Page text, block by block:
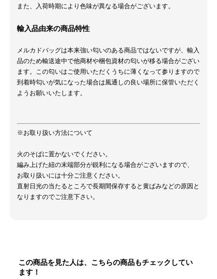
また、入荷時期により色味が異なる場合がございます。
輸入品由来の商品特性
メルカドバッグは本来強い匂いのある商品ではないですが、輸入
品のため輸送途中で他商材や梱包資材の匂いが移る場合がござい
ます。この匂いはご使用いただくうちに薄くなって参りますので
到着時匂いが気になった場合は風通しの良い場所に保管いただく
ようお願いいたします。
※お取り扱い方法について
火のそばに置かないでください。
編み上げた紐の末端部分が鋭利になる場合がございますので、
お取り扱いには十分ご注意ください。
直射日光の当たるところで長期間保存すると黄ばみなどの原因と
なりますのでご注意下さい。
この商品を見た人は、こちらの商品もチェックしてい
ます！